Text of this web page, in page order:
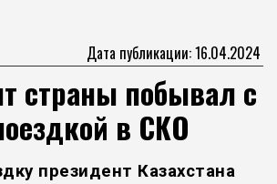
гражданин
Дата публикации: 16.04.2024
страны побывал с
в СКО
президент Казахстана